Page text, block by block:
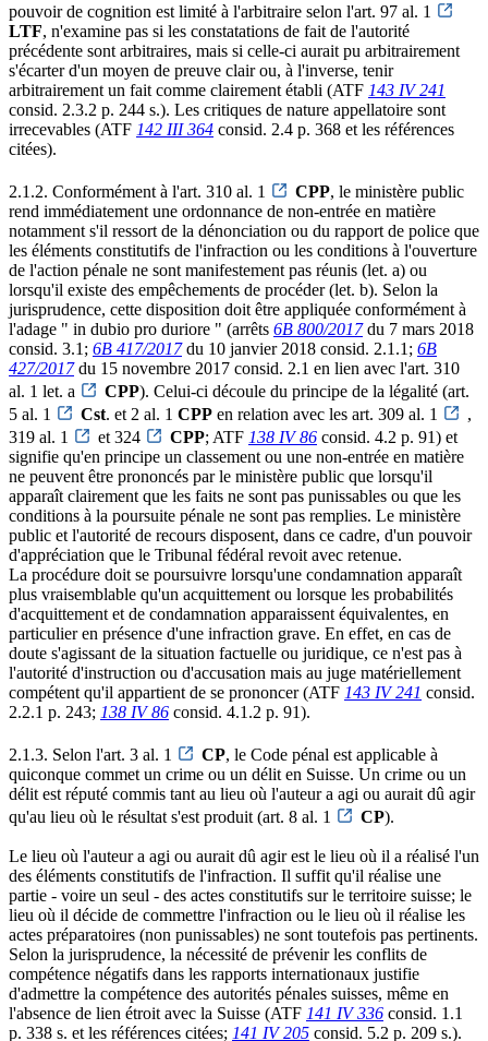
pouvoir de cognition est limité à l'arbitraire selon l'art. 97 al. 1
LTF, n'examine pas si les constatations de fait de l'autorité
précédente sont arbitraires, mais si celle-ci aurait pu arbitrairement
s'écarter d'un moyen de preuve clair ou, à l'inverse, tenir
arbitrairement un fait comme clairement établi (ATF 143 IV 241
consid. 2.3.2 p. 244 s.). Les critiques de nature appellatoire sont
irrecevables (ATF 142 III 364 consid. 2.4 p. 368 et les références
citées).
2.1.2. Conformément à l'art. 310 al. 1 CPP, le ministère public
rend immédiatement une ordonnance de non-entrée en matière
notamment s'il ressort de la dénonciation ou du rapport de police que
les éléments constitutifs de l'infraction ou les conditions à l'ouverture
de l'action pénale ne sont manifestement pas réunis (let. a) ou
lorsqu'il existe des empêchements de procéder (let. b). Selon la
jurisprudence, cette disposition doit être appliquée conformément à
l'adage " in dubio pro duriore " (arrêts 6B 800/2017du 7 mars 2018
consid. 3.1; 6B 417/2017du 10 janvier 2018 consid. 2.1.1; 6B
427/2017du 15 novembre 2017 consid. 2.1 en lien avec l'art. 310
al. 1 let. a
CPP). Celui-ci découle du principe de la légalité (art.
5 al. 1
Cst. et 2 al. 1 CPP en relation avec les art. 309 al. 1
,
319 al. 1
et 324 CPP; ATF 138 IV 86 consid. 4.2 p. 91) et
signifie qu'en principe un classement ou une non-entrée en matière
ne peuvent être prononcés par le ministère public que lorsqu'il
apparaît clairement que les faits ne sont pas punissables ou que les
conditions à la poursuite pénale ne sont pas remplies. Le ministère
public et l'autorité de recours disposent, dans ce cadre, d'un pouvoir
d'appréciation que le Tribunal fédéral revoit avec retenue.
La procédure doit se poursuivre lorsqu'une condamnation apparaît
plus vraisemblable qu'un acquittement ou lorsque les probabilités
d'acquittement et de condamnation apparaissent équivalentes, en
particulier en présence d'une infraction grave. En effet, en cas de
doute s'agissant de la situation factuelle ou juridique, ce n'est pas à
l'autorité d'instruction ou d'accusation mais au juge matériellement
compétent qu'il appartient de se prononcer (ATF 143 IV 241 consid.
2.2.1 p. 243; 138 IV 86 consid. 4.1.2 p. 91).
2.1.3. Selon l'art. 3 al. 1 CP, le Code pénal est applicable à
quiconque commet un crime ou un délit en Suisse. Un crime ou un
délit est réputé commis tant au lieu où l'auteur a agi ou aurait dû agir
qu'au lieu où le résultat s'est produit (art. 8 al. 1
CP).
Le lieu où l'auteur a agi ou aurait dû agir est le lieu où il a réalisé l'un
des éléments constitutifs de l'infraction. Il suffit qu'il réalise une
partie - voire un seul - des actes constitutifs sur le territoire suisse; le
lieu où il décide de commettre l'infraction ou le lieu où il réalise les
actes préparatoires (non punissables) ne sont toutefois pas pertinents.
Selon la jurisprudence, la nécessité de prévenir les conflits de
compétence négatifs dans les rapports internationaux justifie
d'admettre la compétence des autorités pénales suisses, même en
l'absence de lien étroit avec la Suisse (ATF 141 IV 336 consid. 1.1
p. 338 s. et les références citées; 141 IV 205 consid. 5.2 p. 209 s.).